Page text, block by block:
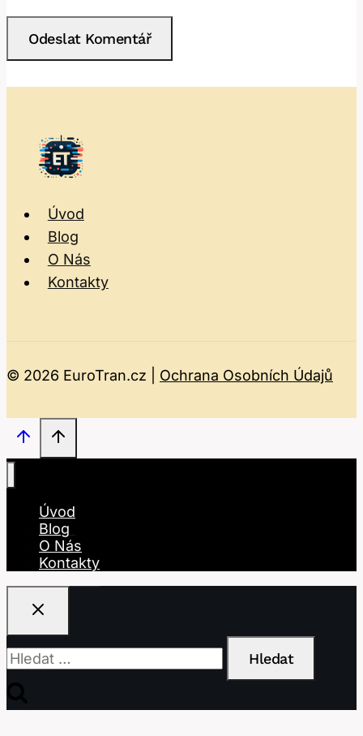
Úvod
Blog
O Nás
Kontakty
© 2026 EuroTran.cz | Ochrana Osobních Údajů
Úvod
Blog
O Nás
Kontakty
Vyhledávání